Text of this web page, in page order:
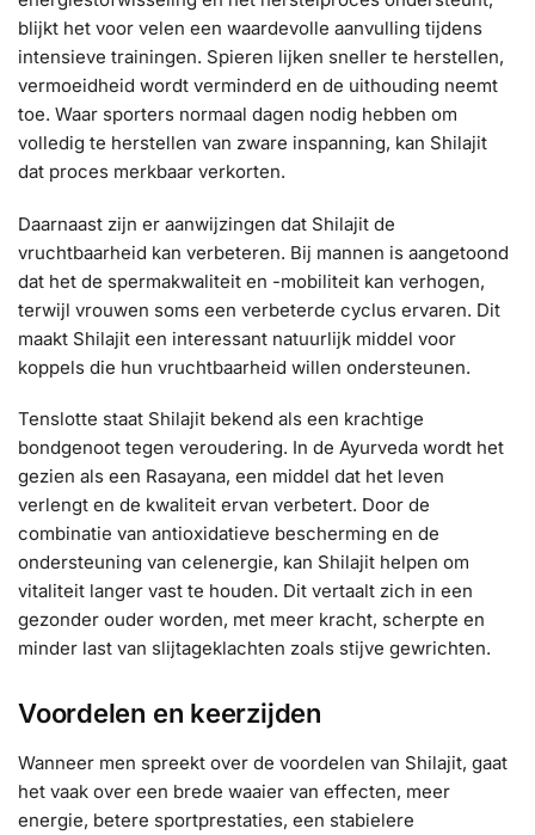
blijkt het voor velen een waardevolle aanvulling tijdens
intensieve trainingen. Spieren lijken sneller te herstellen,
vermoeidheid wordt verminderd en de uithouding neemt
toe. Waar sporters normaal dagen nodig hebben om
volledig te herstellen van zware inspanning, kan Shilajit
dat proces merkbaar verkorten.
Daarnaast zijn er aanwijzingen dat Shilajit de
vruchtbaarheid kan verbeteren. Bij mannen is aangetoond
dat het de spermakwaliteit en -mobiliteit kan verhogen,
terwijl vrouwen soms een verbeterde cyclus ervaren. Dit
maakt Shilajit een interessant natuurlijk middel voor
koppels die hun vruchtbaarheid willen ondersteunen.
Tenslotte staat Shilajit bekend als een krachtige
bondgenoot tegen veroudering. In de Ayurveda wordt het
gezien als een Rasayana, een middel dat het leven
verlengt en de kwaliteit ervan verbetert. Door de
combinatie van antioxidatieve bescherming en de
ondersteuning van celenergie, kan Shilajit helpen om
vitaliteit langer vast te houden. Dit vertaalt zich in een
gezonder ouder worden, met meer kracht, scherpte en
minder last van slijtageklachten zoals stijve gewrichten.
Voordelen en keerzijden
Wanneer men spreekt over de voordelen van Shilajit, gaat
het vaak over een brede waaier van effecten, meer
energie, betere sportprestaties, een stabielere